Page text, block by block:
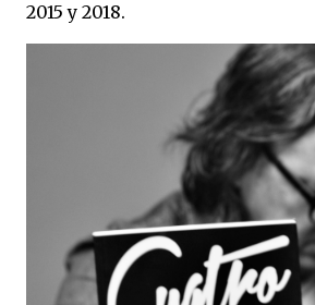
2015 y 2018.